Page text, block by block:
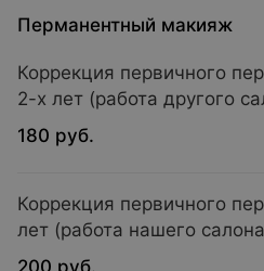
Перманентный макияж
Коррекция первичного
2-х лет (работа другого
180 руб.
Коррекция первичного
лет (работа нашего
200 руб.